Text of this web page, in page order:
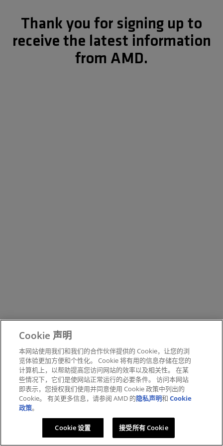
Thank you for signing up to
receive the latest information
from AMD.
Cookie 声明
本网站使用我们和我们的合作伙伴提供的 Cookie，让您的浏
览体验更加方便和个性化。 Cookie 将有用的信息存储在您的
计算机上，以帮助提高您访问网站的效率以及相关性。 在某
些情况下，它们是使网站正常运行的必要条件。 访问本网站
即表示，您授权我们使用并同意使用 Cookie 政策中列出的
Cookie。 有关更多信息，请参阅 AMD 的隐私声明和Cookie
政策。
Cookie 设置 接受所有 Cookie